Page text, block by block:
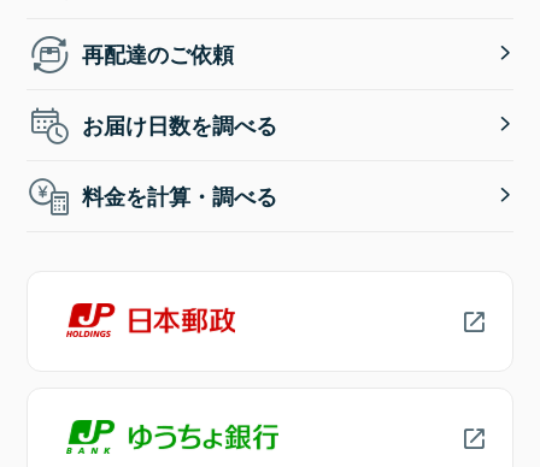
再配達のご依頼
お届け日数を調べる
料金を計算・調べる